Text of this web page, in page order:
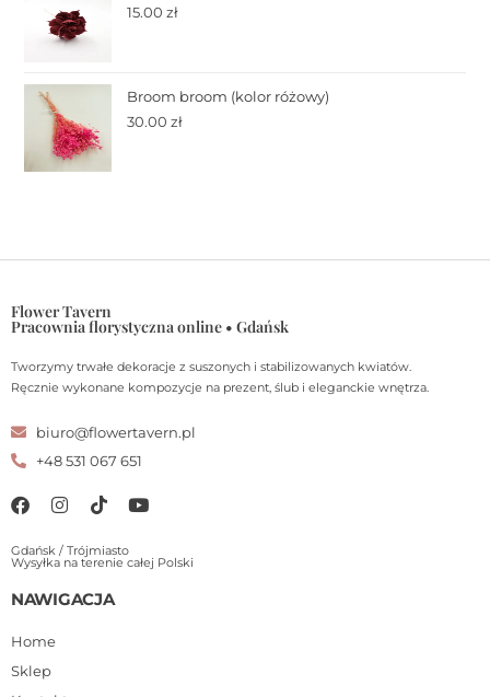
15.00zł
Broom broom (kolor różowy)
30.00zł
Flower Tavern
Pracownia florystyczna online • Gdańsk
Tworzymy trwałe dekoracje z suszonych i stabilizowanych kwiatów.
Ręcznie wykonane kompozycje na prezent, ślub i eleganckie wnętrza.
biuro@flowertavern.pl
+48 531 067 651
Gdańsk / Trójmiasto
Wysyłka na terenie całej Polski
NAWIGACJA
Home
Sklep